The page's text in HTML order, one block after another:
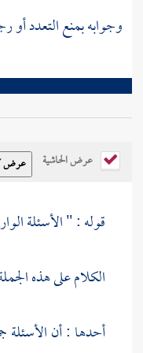
وجوابه بمنع التعدد أو
عرض الحاشية
قوله : " الأسئلة
الكلام على هذه
أحدها : أن